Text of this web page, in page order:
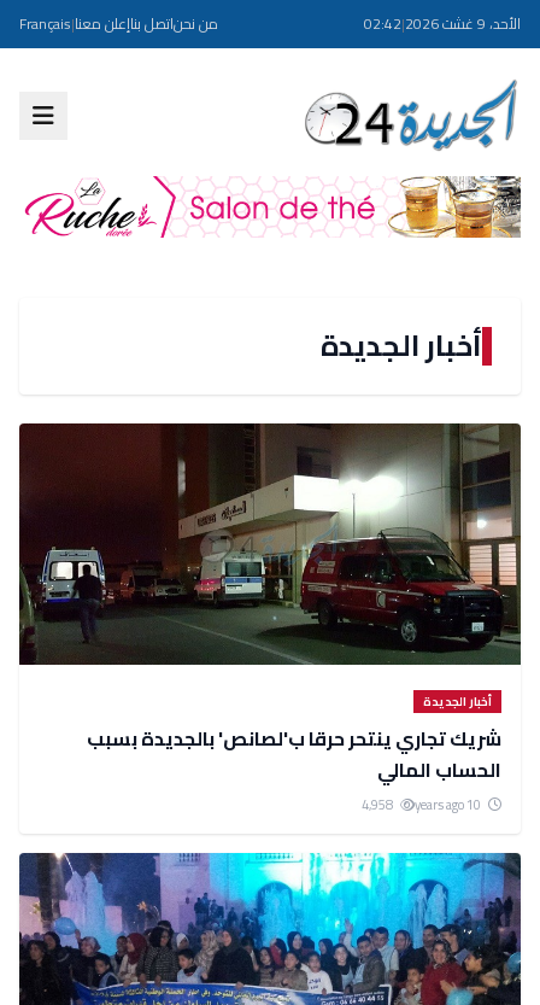
الأحد، 9 غشت 2026 |
02:42 من نحناتصل بناإعلن معنا|
Français
أخبار الجديدة
أخبار الجديدة
شريك تجاري ينتحر حرقا ب'لصانص' بالجديدة بسبب
الحساب المالي